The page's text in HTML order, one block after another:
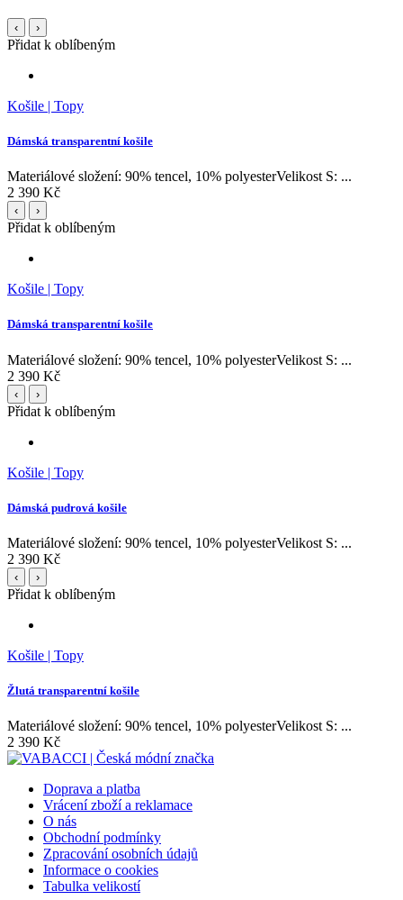
‹ ›
Přidat k oblíbeným
Košile | Topy
Dámská transparentní košile
Materiálové složení: 90% tencel, 10% polyesterVelikost S: ...
2 390 Kč
‹ ›
Přidat k oblíbeným
Košile | Topy
Dámská transparentní košile
Materiálové složení: 90% tencel, 10% polyesterVelikost S: ...
2 390 Kč
‹ ›
Přidat k oblíbeným
Košile | Topy
Dámská pudrová košile
Materiálové složení: 90% tencel, 10% polyesterVelikost S: ...
2 390 Kč
‹ ›
Přidat k oblíbeným
Košile | Topy
Žlutá transparentní košile
Materiálové složení: 90% tencel, 10% polyesterVelikost S: ...
2 390 Kč
Doprava a platba
Vrácení zboží a reklamace
O nás
Obchodní podmínky
Zpracování osobních údajů
Informace o cookies
Tabulka velikostí